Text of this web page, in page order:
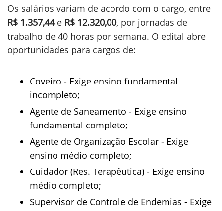
Os salários variam de acordo com o cargo, entre
R$ 1.357,44e R$ 12.320,00, por jornadas de
trabalho de 40 horas por semana. O edital abre
oportunidades para cargos de:
Coveiro - Exige ensino fundamental
incompleto;
Agente de Saneamento - Exige ensino
fundamental completo;
Agente de Organização Escolar - Exige
ensino médio completo;
Cuidador (Res. Terapêutica) - Exige ensino
médio completo;
Supervisor de Controle de Endemias - Exige